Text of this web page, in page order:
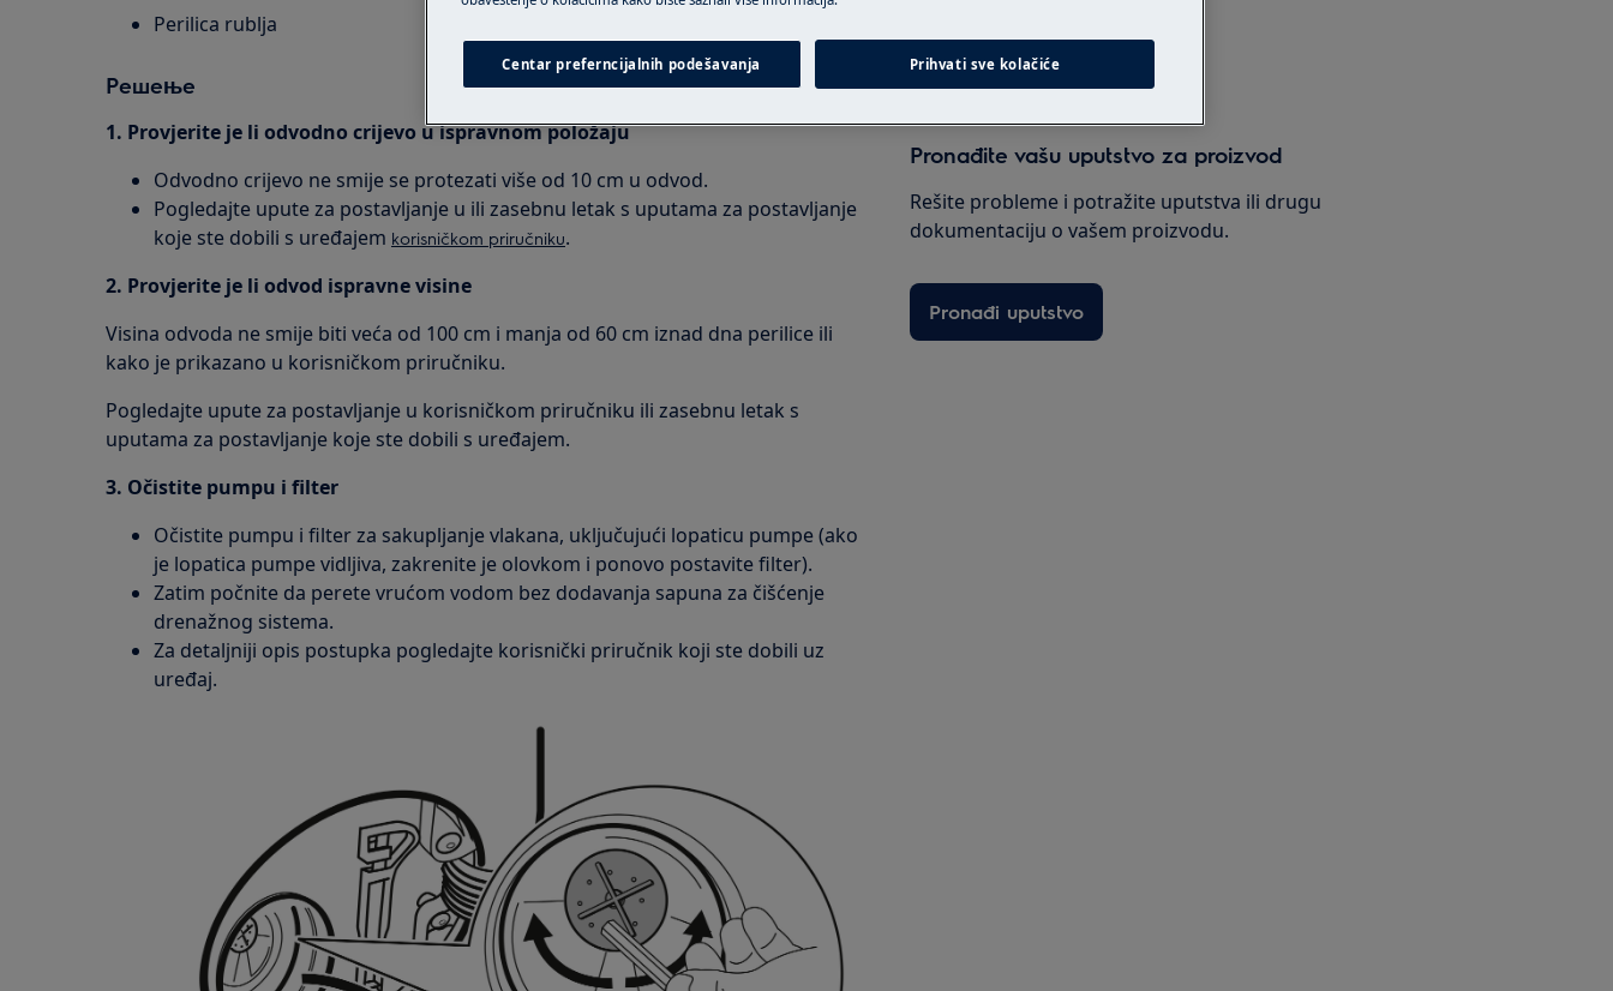
Perilica rublja
Решење
1. Provjerite je li odvodno crijevo u ispravnom položaju
Odvodno crijevo ne smije se protezati više od 10 cm u odvod.
Pogledajte upute za postavljanje u ili zasebnu letak s uputama za postavljanje
koje ste dobili s uređajem korisničkom priručniku.
2. Provjerite je li odvod ispravne visine
Visina odvoda ne smije biti veća od 100 cm i manja od 60 cm iznad dna perilice ili
kako je prikazano u korisničkom priručniku.
Pogledajte upute za postavljanje u korisničkom priručniku ili zasebnu letak s
uputama za postavljanje koje ste dobili s uređajem.
3. Očistite pumpu i filter
Očistite pumpu i filter za sakupljanje vlakana, uključujući lopaticu pumpe (ako
je lopatica pumpe vidljiva, zakrenite je olovkom i ponovo postavite filter).
Zatim počnite da perete vrućom vodom bez dodavanja sapuna za čišćenje
drenažnog sistema.
Za detaljniji opis postupka pogledajte korisnički priručnik koji ste dobili uz
uređaj.
Pogledajte popis
Pronađite vašu uputstvo za proizvod
Rešite probleme i potražite uputstva ili drugu
dokumentaciju o vašem proizvodu.
Pronađi uputstvo
Centar preferncijalnih podešavanja Prihvati sve kolačiće